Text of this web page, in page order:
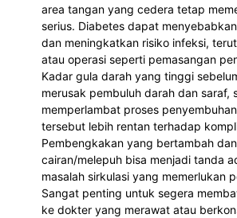
area tangan yang cedera tetap
serius. Diabetes dapat
dan meningkatkan risiko infeksi,
atau operasi seperti pemasangan
Kadar gula darah yang tinggi
merusak pembuluh darah dan saraf,
memperlambat proses
tersebut lebih rentan terhadap
Pembengkakan yang bertambah
cairan/melepuh bisa menjadi tanda
masalah sirkulasi yang memerlukan
Sangat penting untuk segera
ke dokter yang merawat atau